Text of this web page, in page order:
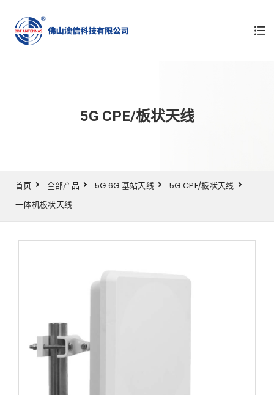
5G CPE/板状天线
首页 全部产品 5G 6G 基站天线
5G CPE/板状天线
一体机板状天线